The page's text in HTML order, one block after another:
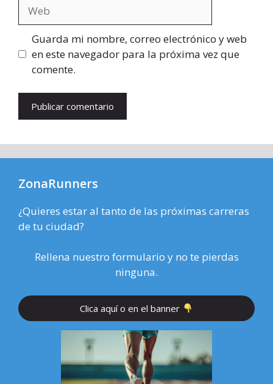
Guarda mi nombre, correo electrónico y web
en este navegador para la próxima vez que
comente.
ZonaRunners
¿Quieres estar al tanto de las próximas carreras
de tu ciudad?
Rellena nuestro formulario y no te pierdas
ninguna.
Clica aquí o en el banner